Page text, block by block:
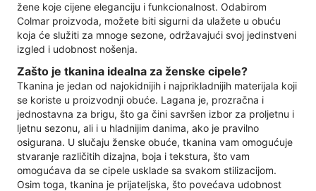
žene koje cijene eleganciju i funkcionalnost. Odabirom
Colmar proizvoda, možete biti sigurni da ulažete u obuću
koja će služiti za mnoge sezone, održavajući svoj jedinstveni
izgled i udobnost nošenja.
Zašto je tkanina idealna za ženske cipele?
Tkanina je jedan od najokidnijih i najprikladnijih materijala koji
se koriste u proizvodnji obuće. Lagana je, prozračna i
jednostavna za brigu, što ga čini savršen izbor za proljetnu i
ljetnu sezonu, ali i u hladnijim danima, ako je pravilno
osigurana. U slučaju ženske obuće, tkanina vam omogućuje
stvaranje različitih dizajna, boja i tekstura, što vam
omogućava da se cipele usklade sa svakom stilizacijom.
Osim toga, tkanina je prijateljska, što povećava udobnost